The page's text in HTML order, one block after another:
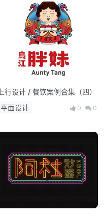
上行设计 / 餐饮案例合集（四）
平面设计
0 0